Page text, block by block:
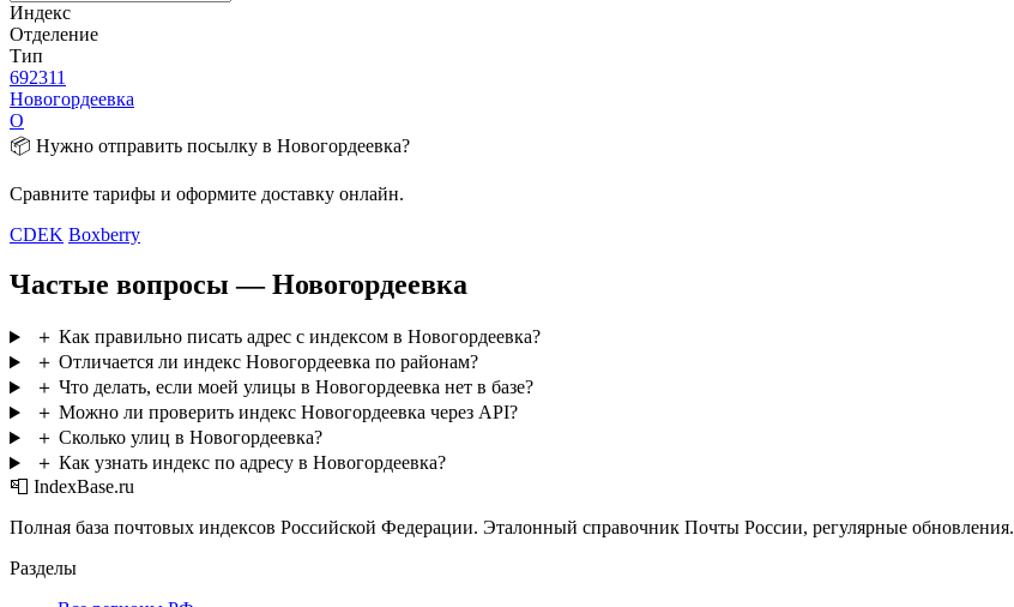
Индекс
Отделение
Тип
692311
Новогордеевка
О
📦 Нужно отправить посылку в Новогордеевка?
Сравните тарифы и оформите доставку онлайн.
CDEK Boxberry
Частые вопросы — Новогордеевка
＋ Как правильно писать адрес с индексом в Новогордеевка?
＋ Отличается ли индекс Новогордеевка по районам?
＋ Что делать, если моей улицы в Новогордеевка нет в базе?
＋ Можно ли проверить индекс Новогордеевка через API?
＋ Сколько улиц в Новогордеевка?
＋ Как узнать индекс по адресу в Новогордеевка?
📮 IndexBase.ru
Полная база почтовых индексов Российской Федерации. Эталонный справочник Почты России, регулярные обновления.
Разделы